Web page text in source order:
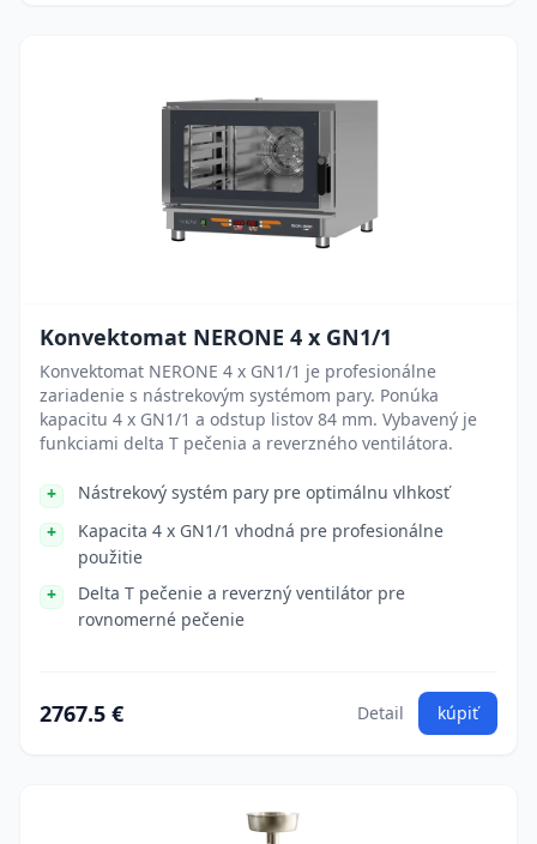
Konvektomat NERONE 4 x GN1/1
Konvektomat NERONE 4 x GN1/1 je profesionálne
zariadenie s nástrekovým systémom pary. Ponúka
kapacitu 4 x GN1/1 a odstup listov 84 mm. Vybavený je
funkciami delta T pečenia a reverzného ventilátora.
Nástrekový systém pary pre optimálnu vlhkosť
Kapacita 4 x GN1/1 vhodná pre profesionálne
použitie
Delta T pečenie a reverzný ventilátor pre
rovnomerné pečenie
2767.5 € Detail kúpiť